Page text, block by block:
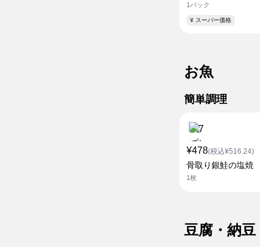
1パック
¥ スーパー価格
お魚
簡単調理
¥478(税込¥516.24)
骨取り銀鮭の塩焼
1枚
豆腐・納